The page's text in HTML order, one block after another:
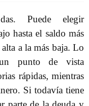
Puede elegir
hasta el saldo más
a la más baja. Lo
punto de vista
rápidas, mientras
Si todavía tiene